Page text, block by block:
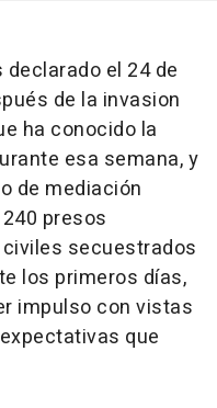
el 24 de
de la invasion
ha conocido la
esa semana, y
de mediación
presos
secuestrados
los primeros días,
impulso con vistas
que